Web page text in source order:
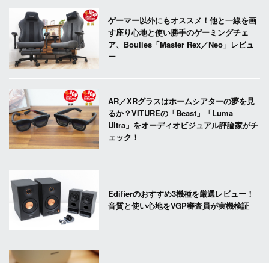
ゲーマー以外にもオススメ！他と一線を画
す座り心地と使い勝手のゲーミングチェ
ア、Boulies「Master Rex／Neo」レビュ
ー
AR／XRグラスはホームシアターの夢を見
るか？VITUREの「Beast」「Luma
Ultra」をオーディオビジュアル評論家がチ
ェック！
Edifierのおすすめ3機種を厳選レビュー！
音質と使い心地をVGP審査員が実機検証